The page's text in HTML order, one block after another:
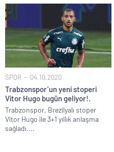
SPOR 04.10.2020
Trabzonspor’un yeni stoperi
Vitor Hugo bugün geliyor!.
Trabzonspor, Brezilyalı stoper
Vitor Hugo ile 3+1 yıllık anlaşma
sağladı....